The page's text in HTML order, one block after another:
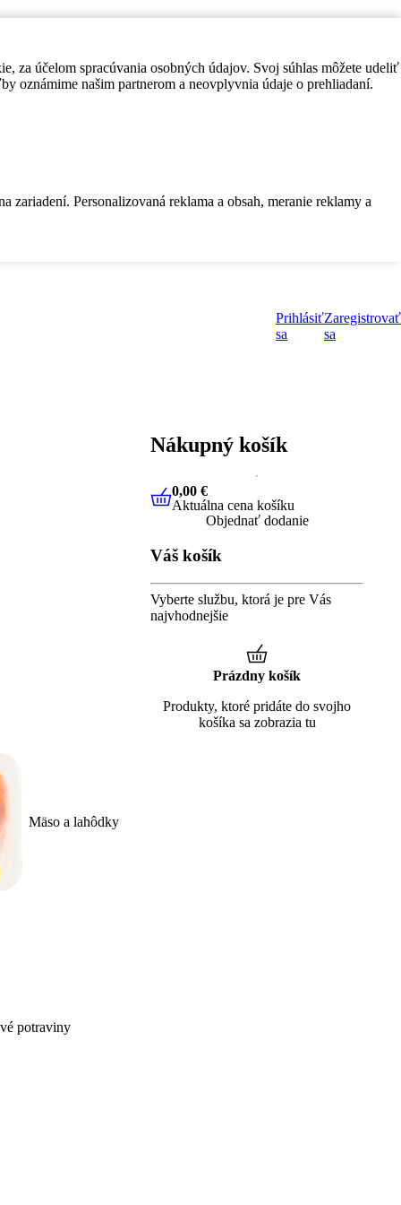
za účelom spracúvania osobných údajov. Svoj súhlas môžete udeliť
oznámime našim partnerom a neovplyvnia údaje o prehliadaní.
Personalizovaná reklama a obsah, meranie reklamy a
Prihlásiť
sa
Zaregistrovať
sa
Mäso a lahôdky
potraviny
Nákupný košík
0,00 €Aktuálna cena košíku
0,00 €
Aktuálna cena košíku
Objednať dodanie
Váš košík
Vyberte službu, ktorá je pre Vás
najvhodnejšie
Prázdny košík
Produkty, ktoré pridáte do svojho
košíka sa zobrazia tu